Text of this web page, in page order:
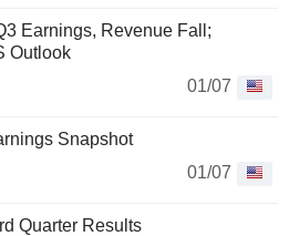
Earnings, Revenue Fall;
Outlook
01/07
Snapshot
01/07
Quarter Results